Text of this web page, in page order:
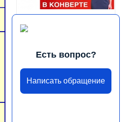
Есть вопрос?
Написать обращение